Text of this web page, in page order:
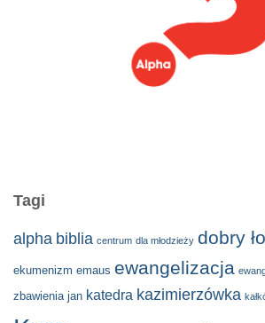
Tagi
alpha biblia centrum dla młodzieży dobry
ekumenizm emaus ewangelizacja
zbawienia jan katedra kazimierzówka